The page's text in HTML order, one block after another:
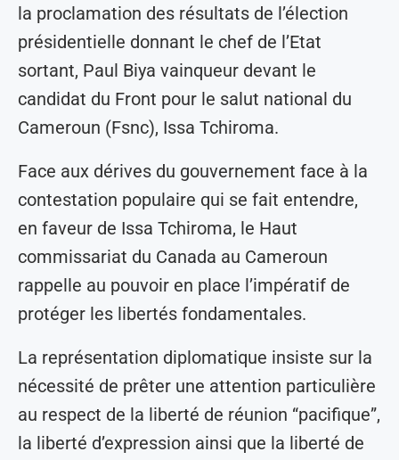
la proclamation des résultats de l’élection
présidentielle donnant le chef de l’Etat
sortant, Paul Biya vainqueur devant le
candidat du Front pour le salut national du
Cameroun (Fsnc), Issa Tchiroma.
Face aux dérives du gouvernement face à la
contestation populaire qui se fait entendre,
en faveur de Issa Tchiroma, le Haut
commissariat du Canada au Cameroun
rappelle au pouvoir en place l’impératif de
protéger les libertés fondamentales.
La représentation diplomatique insiste sur la
nécessité de prêter une attention particulière
au respect de la liberté de réunion “pacifique”,
la liberté d’expression ainsi que la liberté de